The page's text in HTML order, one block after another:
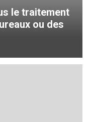
le traitement
ou des